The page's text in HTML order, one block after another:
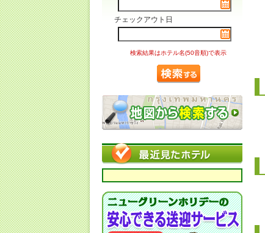
チェックアウト日
検索結果はホテル名(50音順)で表示